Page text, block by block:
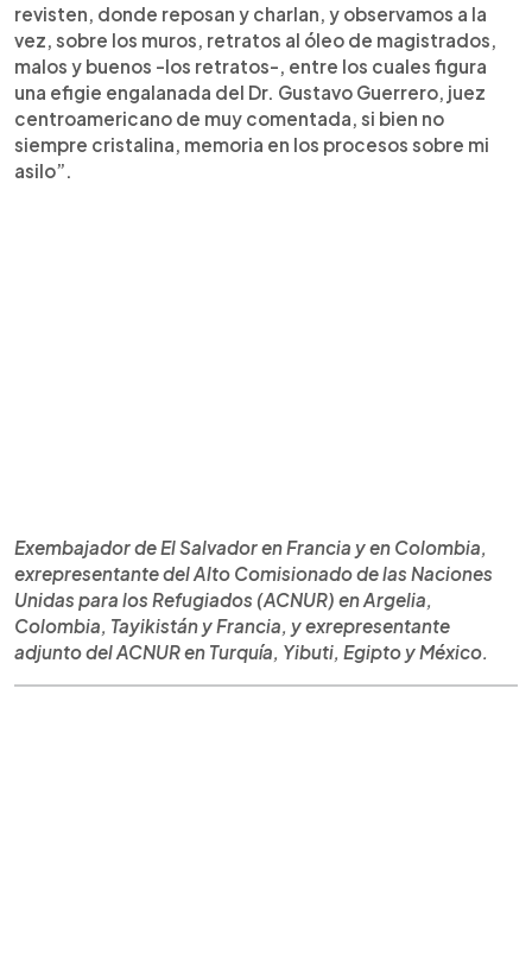
revisten, donde reposan y charlan, y observamos a la
vez, sobre los muros, retratos al óleo de magistrados,
malos y buenos -los retratos-, entre los cuales figura
una efigie engalanada del Dr. Gustavo Guerrero, juez
centroamericano de muy comentada, si bien no
siempre cristalina, memoria en los procesos sobre mi
asilo”.
Exembajador de El Salvador en Francia y en Colombia,
exrepresentante del Alto Comisionado de las Naciones
Unidas para los Refugiados (ACNUR) en Argelia,
Colombia, Tayikistán y Francia, y exrepresentante
adjunto del ACNUR en Turquía, Yibuti, Egipto y México.